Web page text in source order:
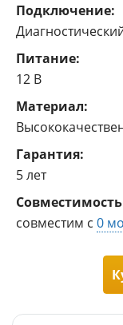
Подключение:
Питание:
12 В
Материал:
Гарантия:
5 лет
совместим с 0